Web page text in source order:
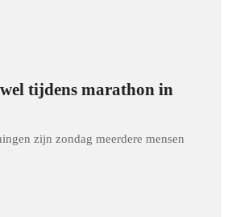
tijdens marathon in
zijn zondag meerdere mensen